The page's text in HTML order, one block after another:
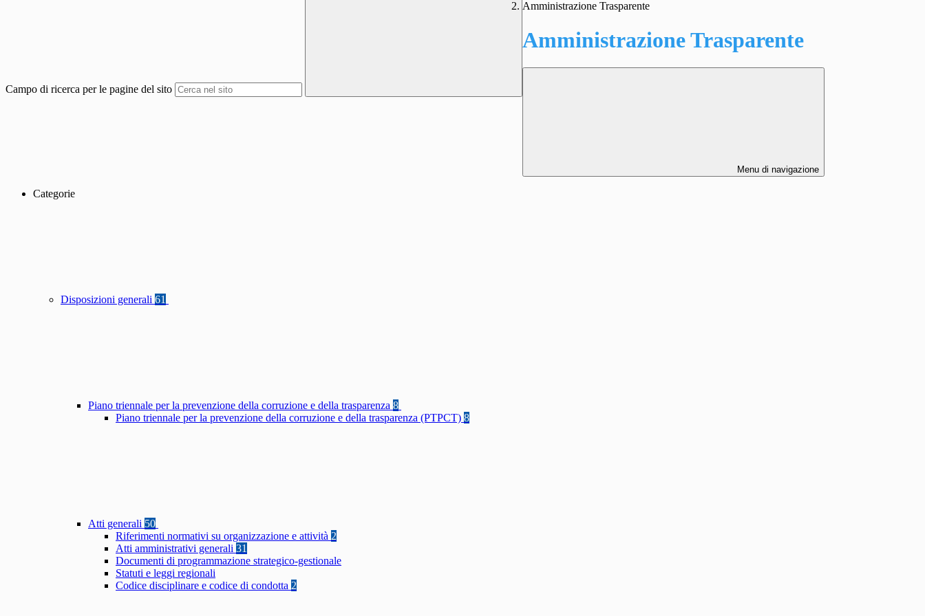
Campo di ricerca per le pagine del sito
Amministrazione Trasparente
Amministrazione Trasparente
Menu di navigazione
Categorie
Disposizioni generali 61
Piano triennale per la prevenzione della corruzione e della trasparenza 8
Piano triennale per la prevenzione della corruzione e della trasparenza (PTPCT) 8
Atti generali 50
Riferimenti normativi su organizzazione e attività 2
Atti amministrativi generali 31
Documenti di programmazione strategico-gestionale
Statuti e leggi regionali
Codice disciplinare e codice di condotta 2